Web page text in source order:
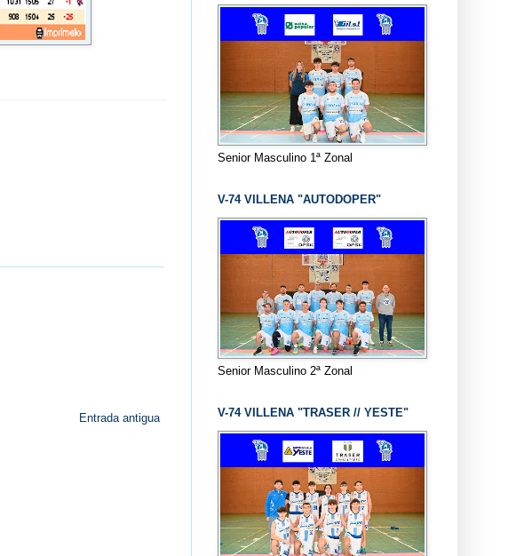
Entrada antigua
Senior Masculino 1ª Zonal
V-74 VILLENA "AUTODOPER"
Senior Masculino 2ª Zonal
V-74 VILLENA "TRASER // YESTE"